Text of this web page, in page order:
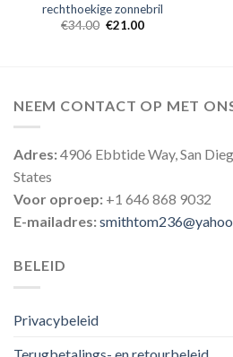
rechthoekige zonnebril
€34.00 €21.00
NEEM CONTACT OP MET
Adres:4906 Ebbtide Way, San
States
Voor oproep: +1 646 868 9032
E-mailadres:
BELEID
Privacybeleid